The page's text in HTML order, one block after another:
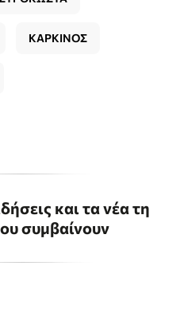
ΚΑΡΚΙΝΟΣ
και τα νέα τη
συμβαίνουν